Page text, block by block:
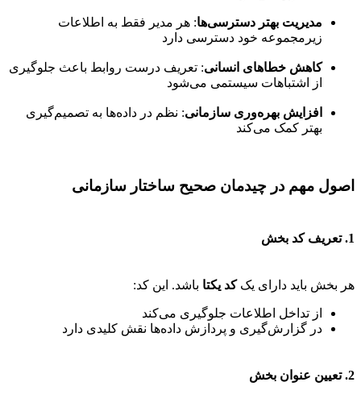
مدیریت بهتر دسترسی‌ها: هر مدیر فقط به اطلاعات
زیرمجموعه خود دسترسی دارد
کاهش خطاهای انسانی: تعریف درست روابط باعث جلوگیری
از اشتباهات سیستمی می‌شود
افزایش بهره‌وری سازمانی: نظم در داده‌ها به تصمیم‌گیری
بهتر کمک می‌کند
اصول مهم در چیدمان صحیح ساختار سازمانی
1. تعریف کد بخش
هر بخش باید دارای یککد یکتا باشد. این کد:
از تداخل اطلاعات جلوگیری می‌کند
در گزارش‌گیری و پردازش داده‌ها نقش کلیدی دارد
2. تعیین عنوان بخش